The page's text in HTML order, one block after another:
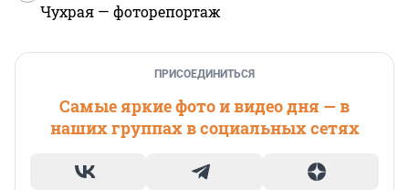
Чухрая — фоторепортаж
ПРИСОЕДИНИТЬСЯ
Самые яркие фото и видео дня — в
наших группах в социальных сетях